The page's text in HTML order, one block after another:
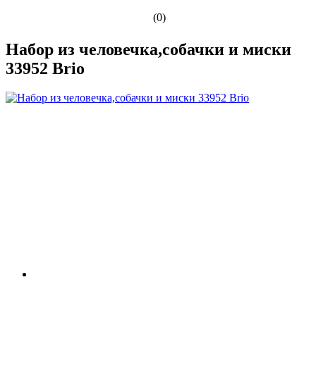
(0)
Набор из человечка,собачки и миски
33952 Brio